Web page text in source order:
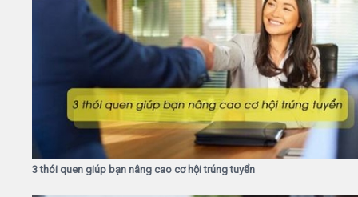
3 thói quen giúp bạn nâng cao cơ hội trúng tuyển